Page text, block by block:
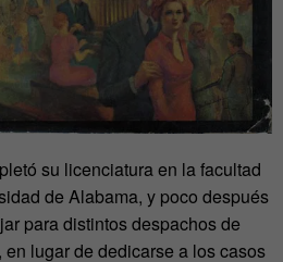
su licenciatura en la facultad
de Alabama, y poco después
para distintos despachos de
lugar de dedicarse a los casos